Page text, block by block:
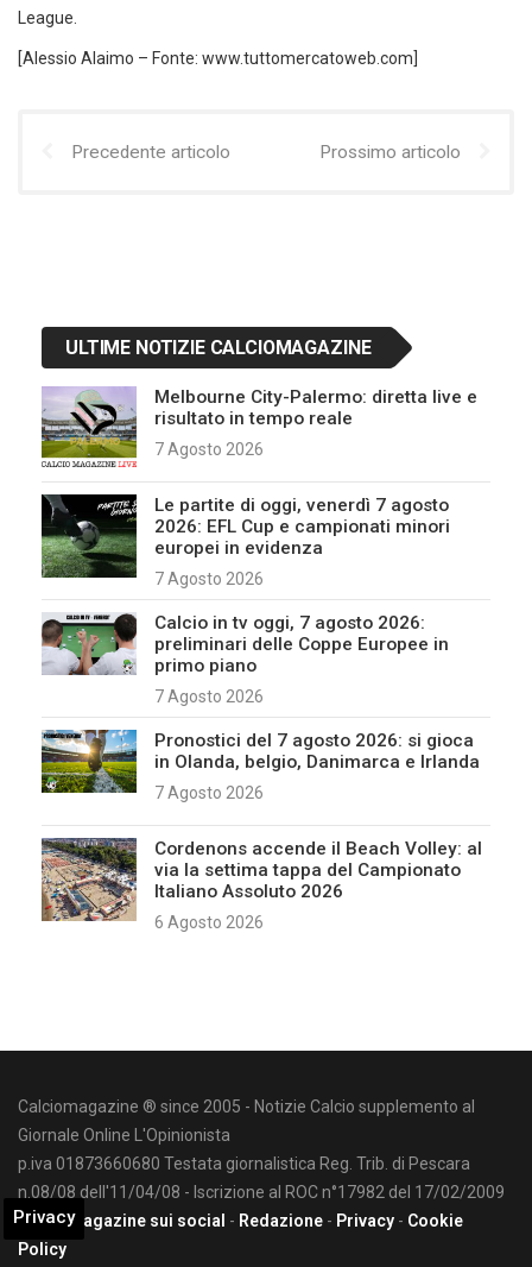
League.
[Alessio Alaimo – Fonte: www.tuttomercatoweb.com]
Precedente articolo Prossimo articolo
ULTIME NOTIZIE CALCIOMAGAZINE
Melbourne City-Palermo: diretta live e
risultato in tempo reale
7 Agosto 2026
Le partite di oggi, venerdì 7 agosto
2026: EFL Cup e campionati minori
europei in evidenza
7 Agosto 2026
Calcio in tv oggi, 7 agosto 2026:
preliminari delle Coppe Europee in
primo piano
7 Agosto 2026
Pronostici del 7 agosto 2026: si gioca
in Olanda, belgio, Danimarca e Irlanda
7 Agosto 2026
Cordenons accende il Beach Volley: al
via la settima tappa del Campionato
Italiano Assoluto 2026
6 Agosto 2026
Calciomagazine ® since 2005 - Notizie Calcio supplemento al
Giornale Online L'Opinionista
p.iva 01873660680 Testata giornalistica Reg. Trib. di Pescara
n.08/08 dell'11/04/08 - Iscrizione al ROC n°17982 del 17/02/2009
Calciomagazine sui social - Redazione - Privacy - Cookie
Policy
Privacy